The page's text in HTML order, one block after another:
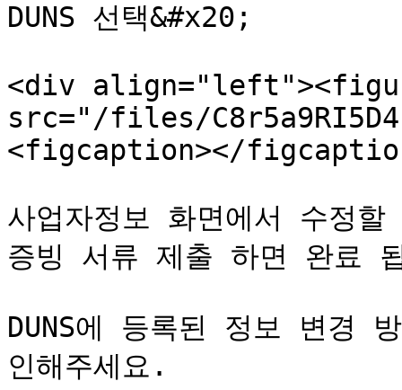
DUNS 선택&#x20;
<div
src="/files/
<figcaption></
사업자정보 화면에서 수정
증빙 서류 제출 하면 완료
DUNS에 등록된 정보 변경
인해주세요.